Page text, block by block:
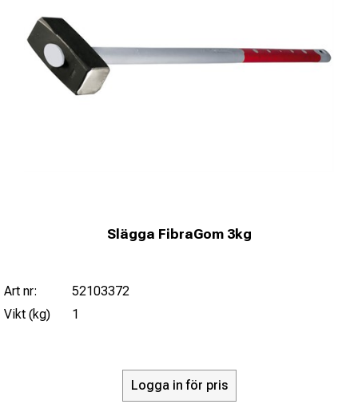
Slägga FibraGom 3kg
Art nr:
52103372
Vikt (kg)
1
Logga in för pris